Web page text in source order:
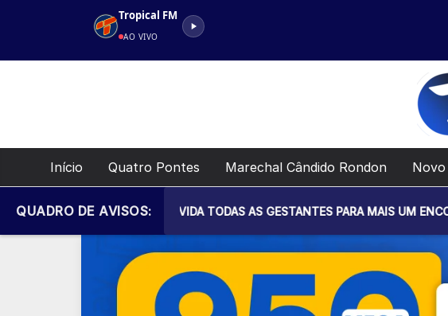
Tropical FM
AO VIVO
Início Quatro Pontes Marechal Cândido Rondon Novo
QUADRO DE AVISOS:
DE SAÚDE CONVIDA TODAS AS GESTANTES PARA MAIS UM ENCONTRO DO